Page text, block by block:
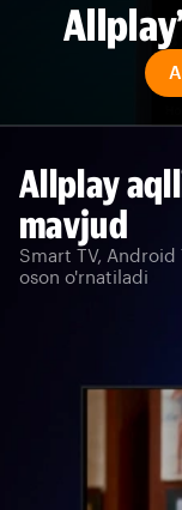
Allplay
mavjud
Smart TV, Android
oson o'rnatiladi